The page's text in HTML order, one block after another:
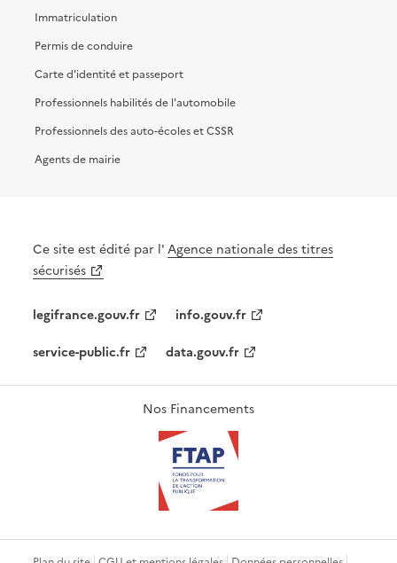
Immatriculation
Permis de conduire
Carte d'identité et passeport
Professionnels habilités de l'automobile
Professionnels des auto-écoles et CSSR
Agents de mairie
Ce site est édité par l'Agence nationale des titres
sécurisés
legifrance.gouv.fr
info.gouv.fr
service-public.fr
data.gouv.fr
Nos Financements